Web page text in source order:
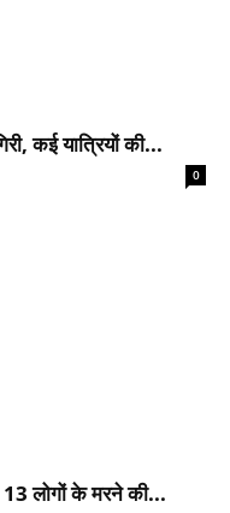
कई यात्रियों की...
0
13 लोगों के मरने की...